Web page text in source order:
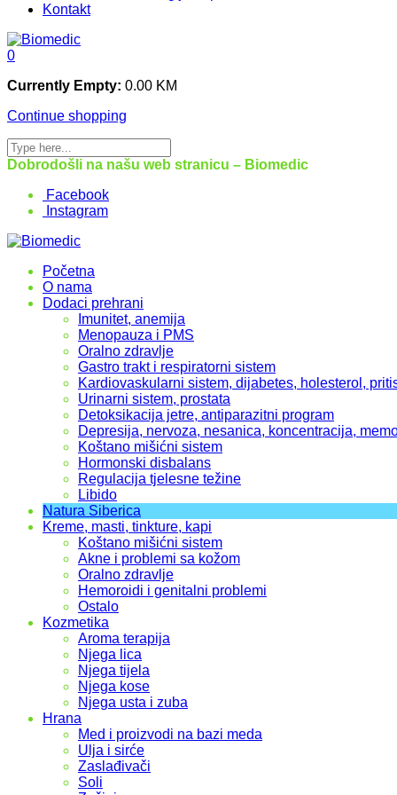
Kontakt
0
Currently Empty: 0.00 KM
Continue shopping
Dobrodošli na našu web stranicu – Biomedic
Facebook
Instagram
Početna
O nama
Dodaci prehrani
Imunitet, anemija
Menopauza i PMS
Oralno zdravlje
Gastro trakt i respiratorni sistem
Kardiovaskularni sistem, dijabetes, holesterol,
Urinarni sistem, prostata
Detoksikacija jetre, antiparazitni program
Depresija, nervoza, nesanica, koncentracija,
Koštano mišićni sistem
Hormonski disbalans
Regulacija tjelesne težine
Libido
Natura Siberica
Kreme, masti, tinkture, kapi
Koštano mišićni sistem
Akne i problemi sa kožom
Oralno zdravlje
Hemoroidi i genitalni problemi
Ostalo
Kozmetika
Aroma terapija
Njega lica
Njega tijela
Njega kose
Njega usta i zuba
Hrana
Med i proizvodi na bazi meda
Ulja i sirće
Zaslađivači
Soli